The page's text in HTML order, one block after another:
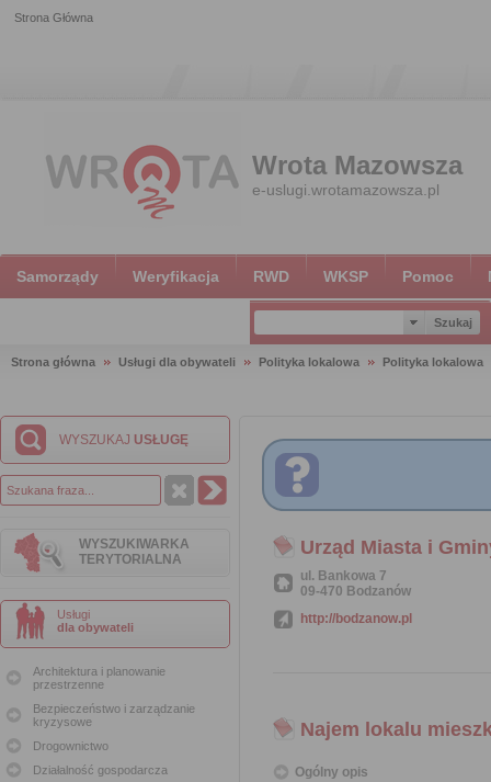
Strona Główna
Wrota Mazowsza
e-uslugi.wrotamazowsza.pl
Samorządy Weryfikacja RWD WKSP Pomoc
Strona główna Usługi dla obywateli Polityka lokalowa Polityka lokalowa
WYSZUKAJ USŁUGĘ
WYSZUKIWARKA
TERYTORIALNA
Usługi
dla obywateli
Architektura i planowanie
przestrzenne
Bezpieczeństwo i zarządzanie
kryzysowe
Drogownictwo
Działalność gospodarcza
Urząd Miasta i
ul. Bankowa 7
09-470 Bodzanów
http://bodzanow.pl
Najem lokalu
Ogólny opis